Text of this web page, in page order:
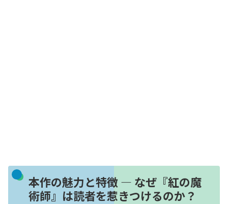
本作の魅力と特徴 ― なぜ『紅の魔
術師』は読者を惹きつけるのか？